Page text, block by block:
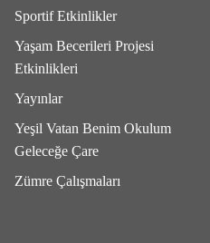
Sportif Etkinlikler
Yaşam Becerileri Projesi
Etkinlikleri
Yayınlar
Yeşil Vatan Benim Okulum
Geleceğe Çare
Zümre Çalışmaları